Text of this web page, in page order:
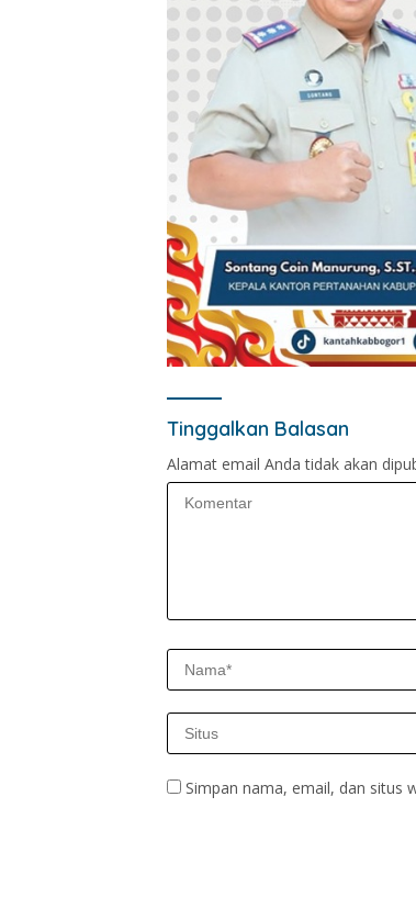
Tinggalkan Balasan
Alamat email Anda tidak akan
Simpan nama, email, dan situs